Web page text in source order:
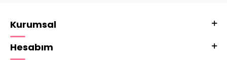
Kurumsal
Hesabım